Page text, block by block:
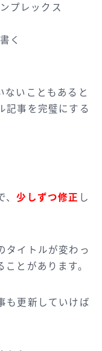
プレックス
く
ないこともあると
記事を完璧にする
、少しずつ修正 し
タイトルが変わっ
とがあります。
も更新していけば